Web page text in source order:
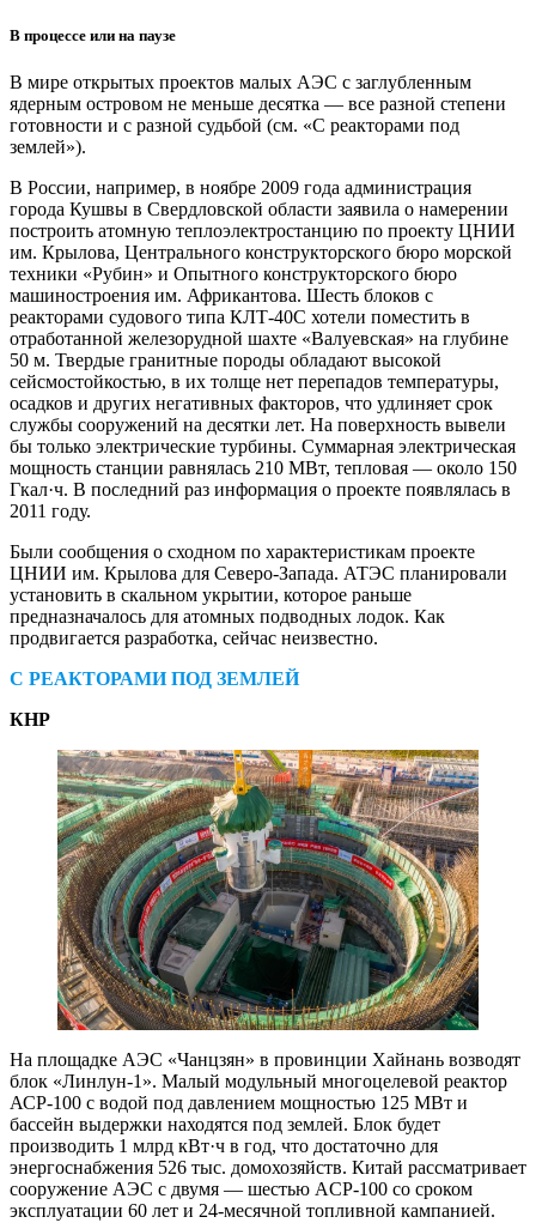
В процессе или на паузе
В мире открытых проектов малых АЭС с заглубленным
ядерным островом не меньше десятка — ​все разной степени
готовности и с разной судьбой (см. «С реакторами под
землей»).
В России, например, в ноябре 2009 года администрация
города Кушвы в Свердловской области заявила о намерении
построить атомную теплоэлектростанцию по проекту ЦНИИ
им. Крылова, Центрального конструкторского бюро морской
техники «Рубин» и Опытного конструкторского бюро
машиностроения им. Африкантова. Шесть блоков с
реакторами судового типа КЛТ‑40С хотели поместить в
отработанной железорудной шахте «Валуевская» на глубине
50 м. Твердые гранитные породы обладают высокой
сейсмостойкостью, в их толще нет перепадов температуры,
осадков и других негативных факторов, что удлиняет срок
службы сооружений на десятки лет. На поверхность вывели
бы только электрические турбины. Суммарная электрическая
мощность станции равнялась 210 МВт, тепловая — ​около 150
Гкал·ч. В последний раз информация о проекте появлялась в
2011 году.
Были сообщения о сходном по характеристикам проекте
ЦНИИ им. Крылова для Северо-Запада. АТЭС планировали
установить в скальном укрытии, которое раньше
предназначалось для атомных подводных лодок. Как
продвигается разработка, сейчас неизвестно.
С РЕАКТОРАМИ ПОД ЗЕМЛЕЙ
КНР
На площадке АЭС «Чанцзян» в провинции Хайнань возводят
блок «Линлун‑1». Малый модульный многоцелевой реактор
АСР‑100 с водой под давлением мощностью 125 МВт и
бассейн выдержки находятся под землей. Блок будет
производить 1 млрд кВт·ч в год, что достаточно для
энергоснабжения 526 тыс. домохозяйств. Китай рассматривает
сооружение АЭС с двумя — ​шестью ACP‑100 со сроком
эксплуатации 60 лет и 24‑месячной топливной кампанией.